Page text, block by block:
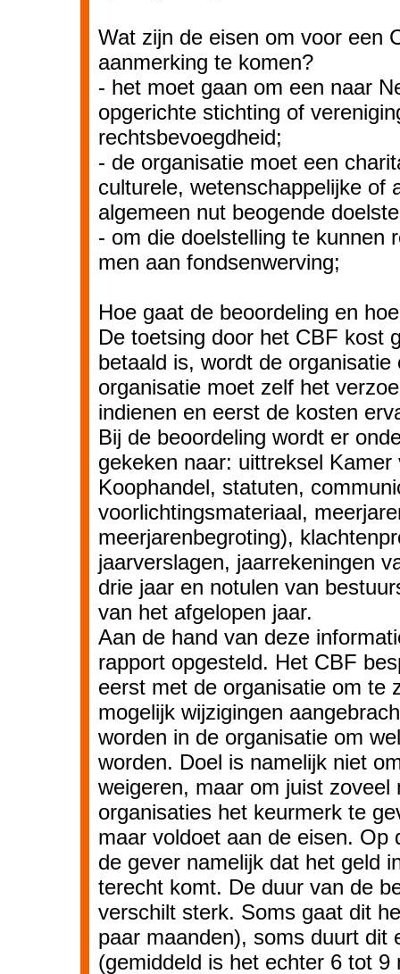
Wat zijn de eisen om voor een
aanmerking te komen?
- het moet gaan om een naar
opgerichte stichting of
rechtsbevoegdheid;
- de organisatie moet een
culturele, wetenschappelijke of
algemeen nut beogende
- om die doelstelling te kunnen
men aan fondsenwerving;
Hoe gaat de beoordeling en
De toetsing door het CBF kost
betaald is, wordt de organisatie
organisatie moet zelf het
indienen en eerst de kosten
Bij de beoordeling wordt er
gekeken naar: uittreksel Kamer
Koophandel, statuten,
voorlichtingsmateriaal,
meerjarenbegroting),
jaarverslagen, jaarrekeningen
drie jaar en notulen van
van het afgelopen jaar.
Aan de hand van deze
rapport opgesteld. Het CBF
eerst met de organisatie om te
mogelijk wijzigingen
worden in de organisatie om
worden. Doel is namelijk niet
weigeren, maar om juist zoveel
organisaties het keurmerk te
maar voldoet aan de eisen. Op
de gever namelijk dat het geld
terecht komt. De duur van de
verschilt sterk. Soms gaat dit
paar maanden), soms duurt dit
(gemiddeld is het echter 6 tot 9